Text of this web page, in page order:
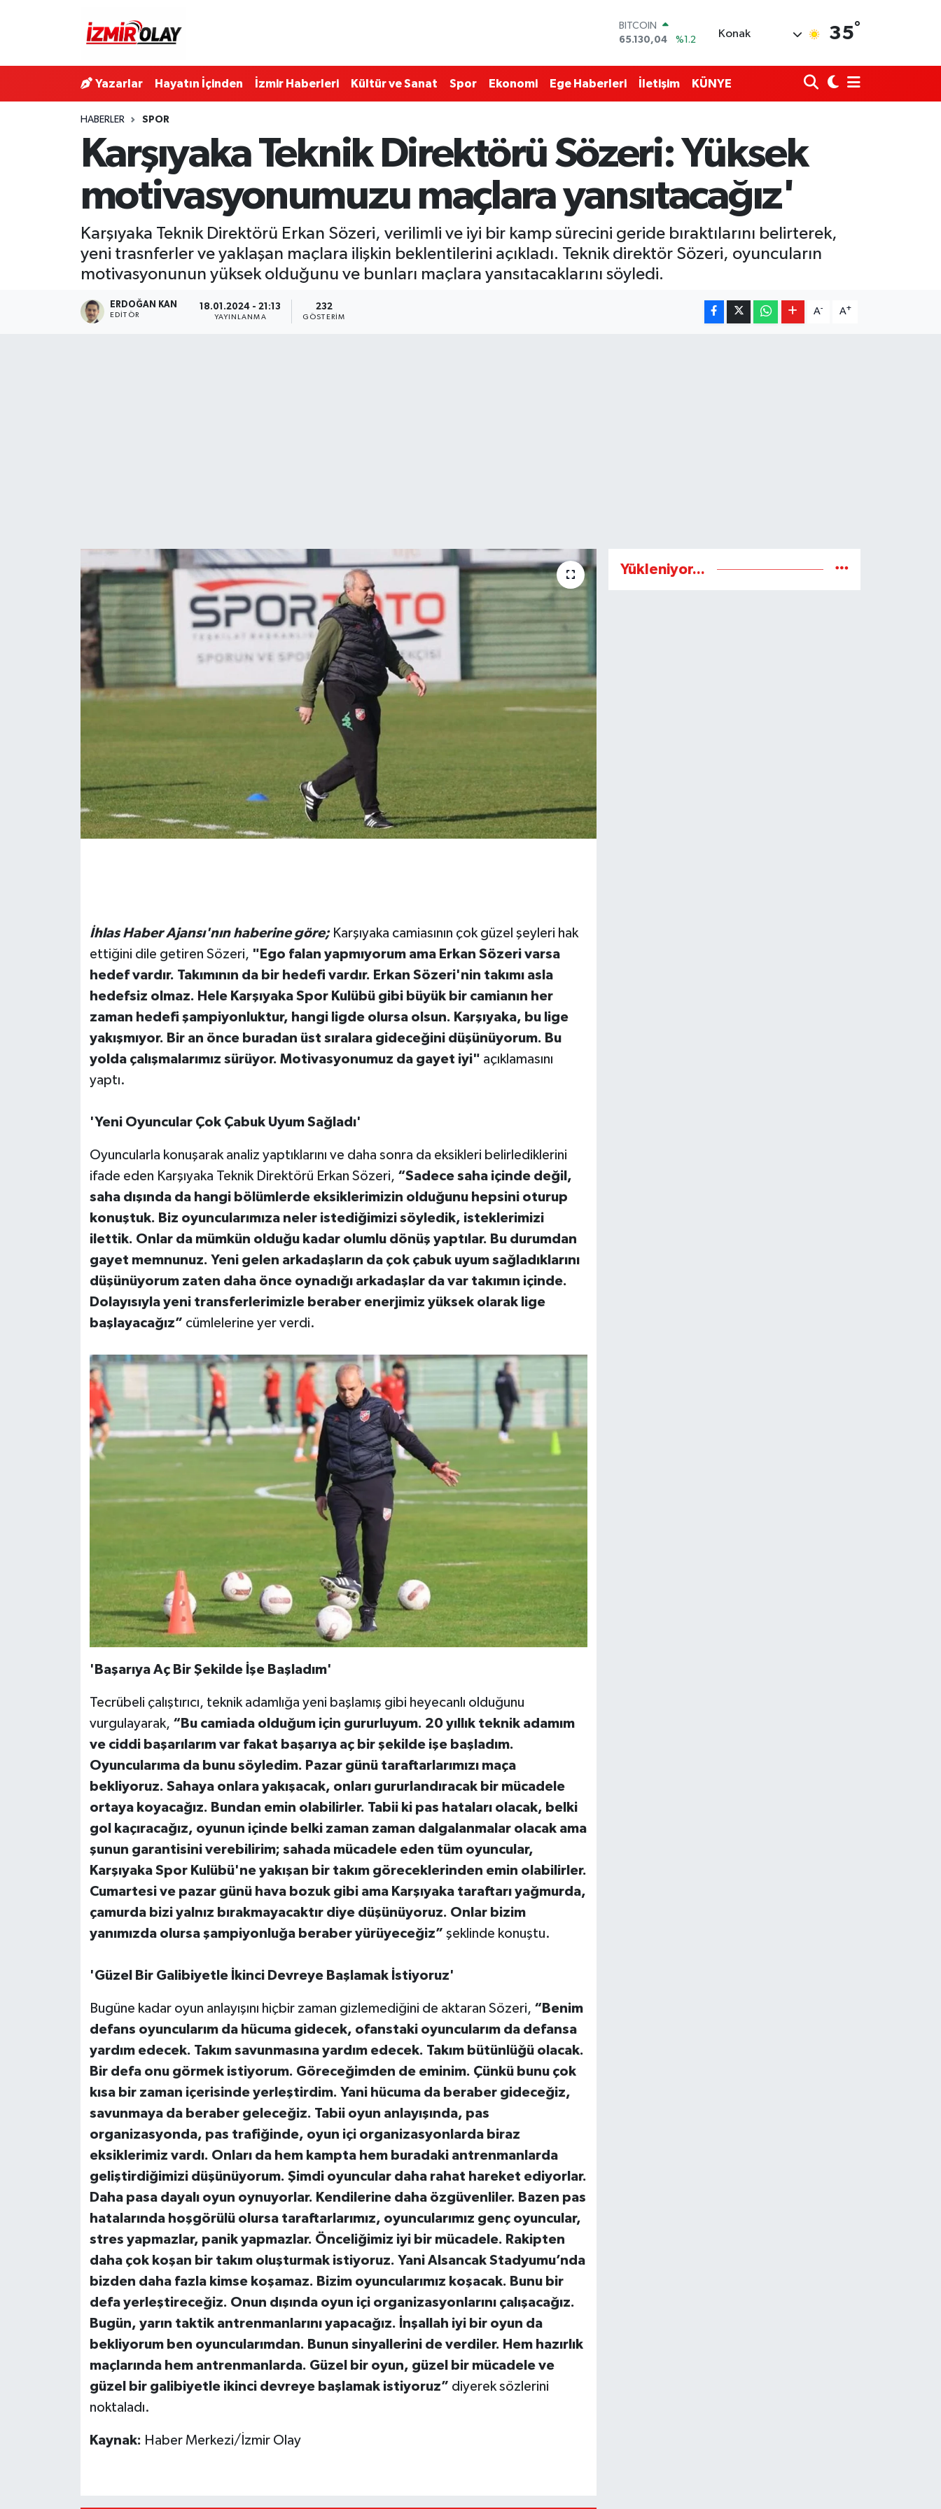
DOLAR
47,7106
%0.17
55,1652
%0.27
STERLİN
BİST100
13.773
%-19
BITCOIN
65.130,04
Konak 35°
Yazarlar Hayatın İçinden İzmir Haberleri Kültür ve Sanat Spor Ekonomi Ege Haberleri İletişim KÜNYE
HABERLER SPOR
Karşıyaka Teknik Direktörü Sözeri: Yüksek
motivasyonumuzu maçlara yansıtacağız'
Karşıyaka Teknik Direktörü Erkan Sözeri, verilimli ve iyi bir kamp sürecini geride bıraktılarını belirterek,
yeni trasnferler ve yaklaşan maçlara ilişkin beklentilerini açıkladı. Teknik direktör Sözeri, oyuncuların
motivasyonunun yüksek olduğunu ve bunları maçlara yansıtacaklarını söyledi.
ERDOĞAN KAN
EDITÖR
18.01.2024 - 21:13
YAYINLANMA
232
GÖSTERIM
A- A+
İhlas Haber Ajansı'nın haberine göre; Karşıyaka camiasının çok güzel şeyleri hak
ettiğini dile getiren Sözeri, "Ego falan yapmıyorum ama Erkan Sözeri varsa
hedef vardır. Takımının da bir hedefi vardır. Erkan Sözeri'nin takımı asla
hedefsiz olmaz. Hele Karşıyaka Spor Kulübü gibi büyük bir camianın her
zaman hedefi şampiyonluktur, hangi ligde olursa olsun. Karşıyaka, bu lige
yakışmıyor. Bir an önce buradan üst sıralara gideceğini düşünüyorum. Bu
yolda çalışmalarımız sürüyor. Motivasyonumuz da gayet iyi" açıklamasını
yaptı.
'Yeni Oyuncular Çok Çabuk Uyum Sağladı'
Oyuncularla konuşarak analiz yaptıklarını ve daha sonra da eksikleri belirlediklerini
ifade eden Karşıyaka Teknik Direktörü Erkan Sözeri, “Sadece saha içinde değil,
saha dışında da hangi bölümlerde eksiklerimizin olduğunu hepsini oturup
konuştuk. Biz oyuncularımıza neler istediğimizi söyledik, isteklerimizi
ilettik. Onlar da mümkün olduğu kadar olumlu dönüş yaptılar. Bu durumdan
gayet memnunuz. Yeni gelen arkadaşların da çok çabuk uyum sağladıklarını
düşünüyorum zaten daha önce oynadığı arkadaşlar da var takımın içinde.
Dolayısıyla yeni transferlerimizle beraber enerjimiz yüksek olarak lige
başlayacağız” cümlelerine yer verdi.
'Başarıya Aç Bir Şekilde İşe Başladım'
Tecrübeli çalıştırıcı, teknik adamlığa yeni başlamış gibi heyecanlı olduğunu
vurgulayarak, “Bu camiada olduğum için gururluyum. 20 yıllık teknik adamım
ve ciddi başarılarım var fakat başarıya aç bir şekilde işe başladım.
Oyuncularıma da bunu söyledim. Pazar günü taraftarlarımızı maça
bekliyoruz. Sahaya onlara yakışacak, onları gururlandıracak bir mücadele
ortaya koyacağız. Bundan emin olabilirler. Tabii ki pas hataları olacak, belki
gol kaçıracağız, oyunun içinde belki zaman zaman dalgalanmalar olacak ama
şunun garantisini verebilirim; sahada mücadele eden tüm oyuncular,
Karşıyaka Spor Kulübü'ne yakışan bir takım göreceklerinden emin olabilirler.
Cumartesi ve pazar günü hava bozuk gibi ama Karşıyaka taraftarı yağmurda,
çamurda bizi yalnız bırakmayacaktır diye düşünüyoruz. Onlar bizim
yanımızda olursa şampiyonluğa beraber yürüyeceğiz” şeklinde konuştu.
'Güzel Bir Galibiyetle İkinci Devreye Başlamak İstiyoruz'
Bugüne kadar oyun anlayışını hiçbir zaman gizlemediğini de aktaran Sözeri, “Benim
defans oyuncularım da hücuma gidecek, ofanstaki oyuncularım da defansa
yardım edecek. Takım savunmasına yardım edecek. Takım bütünlüğü olacak.
Bir defa onu görmek istiyorum. Göreceğimden de eminim. Çünkü bunu çok
kısa bir zaman içerisinde yerleştirdim. Yani hücuma da beraber gideceğiz,
savunmaya da beraber geleceğiz. Tabii oyun anlayışında, pas
organizasyonda, pas trafiğinde, oyun içi organizasyonlarda biraz
eksiklerimiz vardı. Onları da hem kampta hem buradaki antrenmanlarda
geliştirdiğimizi düşünüyorum. Şimdi oyuncular daha rahat hareket ediyorlar.
Daha pasa dayalı oyun oynuyorlar. Kendilerine daha özgüvenliler. Bazen pas
hatalarında hoşgörülü olursa taraftarlarımız, oyuncularımız genç oyuncular,
stres yapmazlar, panik yapmazlar. Önceliğimiz iyi bir mücadele. Rakipten
daha çok koşan bir takım oluşturmak istiyoruz. Yani Alsancak Stadyumu’nda
bizden daha fazla kimse koşamaz. Bizim oyuncularımız koşacak. Bunu bir
defa yerleştireceğiz. Onun dışında oyun içi organizasyonlarını çalışacağız.
Bugün, yarın taktik antrenmanlarını yapacağız. İnşallah iyi bir oyun da
bekliyorum ben oyuncularımdan. Bunun sinyallerini de verdiler. Hem hazırlık
maçlarında hem antrenmanlarda. Güzel bir oyun, güzel bir mücadele ve
güzel bir galibiyetle ikinci devreye başlamak istiyoruz” diyerek sözlerini
noktaladı.
Kaynak: Haber Merkezi/İzmir Olay
Yükleniyor...
Konak Trafik Yoğunluk Haritası
Süper Lig Puan Durumu ve Fikstür
Tüm Manşetler
Son Dakika Haberleri
Haber Arşivi